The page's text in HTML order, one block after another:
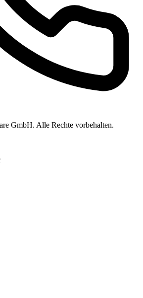
GmbH. Alle Rechte vorbehalten.